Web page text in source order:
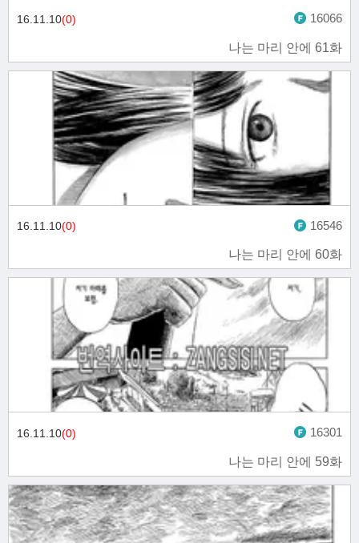
나는 마리 안에 61화
16.11.10(0) 16066
나는 마리 안에 60화
16.11.10(0) 16546
나는 마리 안에 59화
16.11.10(0) 16301